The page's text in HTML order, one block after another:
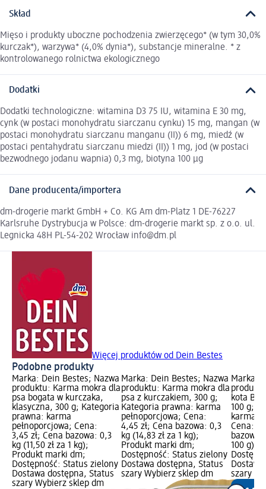
Skład
Mięso i produkty uboczne pochodzenia zwierzęcego* (w tym 30,0%
kurczak*), warzywa* (4,0% dynia*), substancje mineralne. * z
kontrolowanego rolnictwa ekologicznego
Dodatki
Dodatki technologiczne: witamina D3 75 IU, witamina E 30 mg,
cynk (w postaci monohydratu siarczanu cynku) 15 mg, mangan (w
postaci monohydratu siarczanu manganu (II)) 6 mg, miedź (w
postaci pentahydratu siarczanu miedzi (II)) 1 mg, jod (w postaci
bezwodnego jodanu wapnia) 0,3 mg, biotyna 100 µg
Dane producenta/importera
dm-drogerie markt GmbH + Co. KG Am dm-Platz 1 DE-76227
Karlsruhe Dystrybucja w Polsce: dm-drogerie markt sp. z o.o. ul.
Legnicka 48H PL-54-202 Wrocław info@dm.pl
Więcej produktów od Dein Bestes
Podobne produkty
Marka: Dein Bestes; Nazwa
produktu: Karma mokra dla
psa bogata w kurczaka,
klasyczna, 300 g; Kategoria
prawna: karma
pełnoporcjowa; Cena:
3,45 zł; Cena bazowa: 0,3
kg (11,50 zł za 1 kg);
Produkt marki dm;
Dostępność: Status zielony
Dostawa dostępna, Status
szary Wybierz sklep dm
Marka: Dein Bestes; Nazwa
produktu: Karma mokra dla
psa z kurczakiem, 300 g;
Kategoria prawna: karma
pełnoporcjowa; Cena:
4,45 zł; Cena bazowa: 0,3
kg (14,83 zł za 1 kg);
Produkt marki dm;
Dostępność: Status zielony
Dostawa dostępna, Status
szary Wybierz sklep dm
Marka:
kota
100 g;
karma
Cena:
bazowa:
100 g);
szary